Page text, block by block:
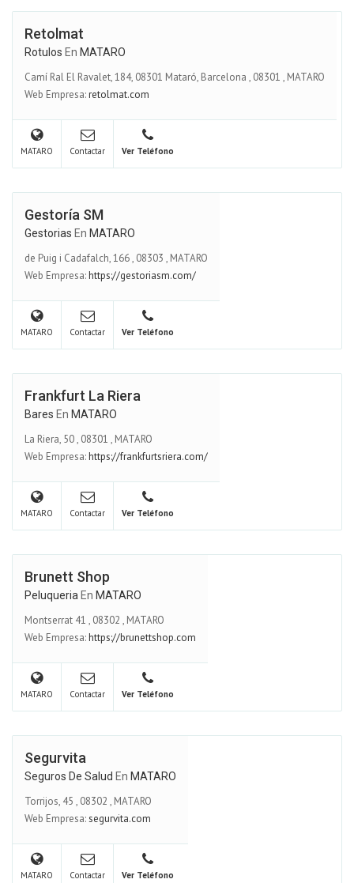
Retolmat
Rotulos En MATARO
Camí Ral El Ravalet, 184, 08301 Mataró, Barcelona , 08301 , MATARO
Web Empresa:retolmat.com
MATARO Contactar Ver Teléfono
Gestoría SM
Gestorias En MATARO
de Puig i Cadafalch, 166, 08303 , MATARO
Web Empresa:https://gestoriasm.com/
MATARO Contactar Ver Teléfono
Frankfurt La Riera
Bares En MATARO
La Riera, 50, 08301 , MATARO
Web Empresa:https://frankfurtsriera.com/
MATARO Contactar Ver Teléfono
Brunett Shop
Peluqueria En MATARO
Montserrat 41 , 08302 , MATARO
Web Empresa:https://brunettshop.com
MATARO Contactar Ver Teléfono
Segurvita
Seguros De Salud En MATARO
Torrijos, 45 , 08302 , MATARO
Web Empresa:segurvita.com
MATARO Contactar Ver Teléfono